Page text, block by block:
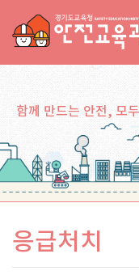
함께 만드는 안전, 모
응급처치